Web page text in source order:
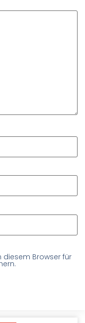
diesem Browser für